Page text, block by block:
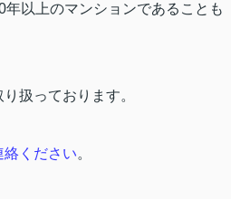
年以上のマンションであることも
扱っております。
絡ください。